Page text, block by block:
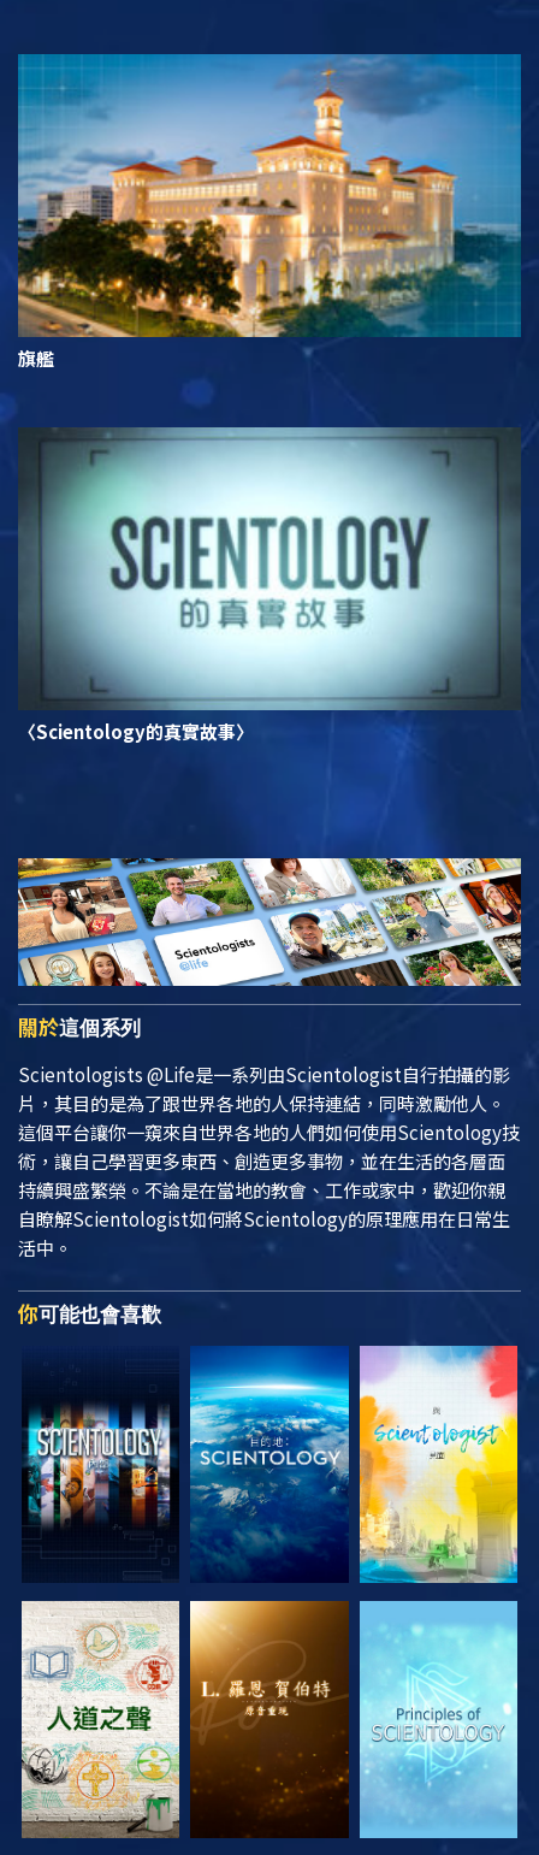
旗艦
〈Scientology的真實故事〉
關於這個系列
Scientologists @Life是一系列由Scientologist自行拍攝的影
片，其目的是為了跟世界各地的人保持連結，同時激勵他人。
這個平台讓你一窺來自世界各地的人們如何使用Scientology技
術，讓自己學習更多東西、創造更多事物，並在生活的各層面
持續興盛繁榮。不論是在當地的教會、工作或家中，歡迎你親
自瞭解Scientologist如何將Scientology的原理應用在日常生
活中。
你可能也會喜歡
探索系列節目 探索系列節目 探索系列節目